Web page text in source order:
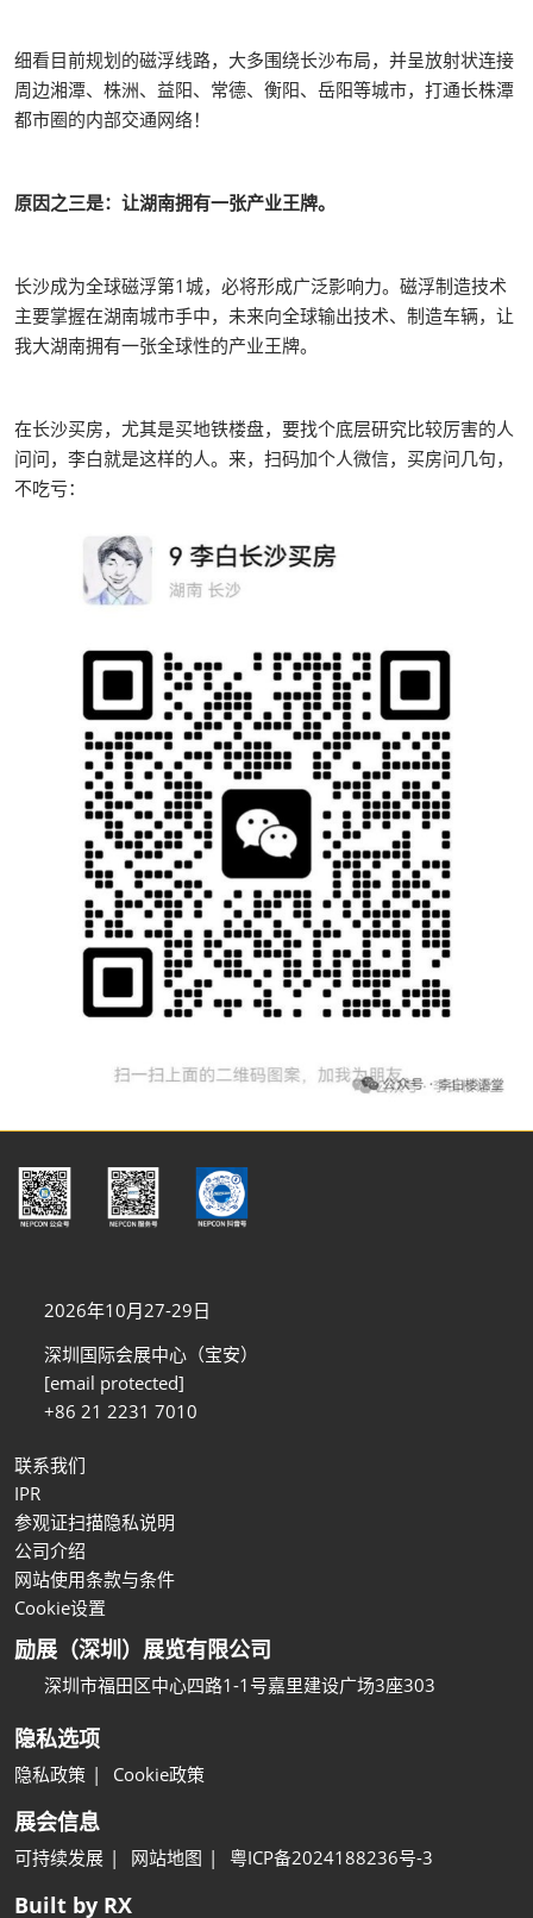
细看目前规划的磁浮线路，大多围绕长沙布局，并呈放射状连接
周边湘潭、株洲、益阳、常德、衡阳、岳阳等城市，打通长株潭
都市圈的内部交通网络！
原因之三是：让湖南拥有一张产业王牌。
长沙成为全球磁浮第1城，必将形成广泛影响力。磁浮制造技术
主要掌握在湖南城市手中，未来向全球输出技术、制造车辆，让
我大湖南拥有一张全球性的产业王牌。
在长沙买房，尤其是买地铁楼盘，要找个底层研究比较厉害的人
问问，李白就是这样的人。来，扫码加个人微信，买房问几句，
不吃亏：
2026年10月27-29日
深圳国际会展中心（宝安）
[email protected]
+86 21 2231 7010
联系我们
IPR
参观证扫描隐私说明
公司介绍
网站使用条款与条件
Cookie设置
励展（深圳）展览有限公司
深圳市福田区中心四路1-1号嘉里建设广场3座303
隐私选项
隐私政策 Cookie政策
展会信息
可持续发展 网站地图 粤ICP备2024188236号-3
Built by RX